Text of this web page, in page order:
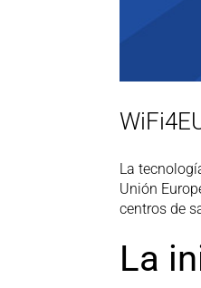
La
Unión
centros de
La